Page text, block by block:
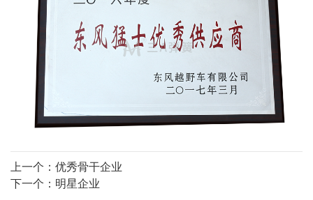
上一个： 优秀骨干企业
下一个： 明星企业